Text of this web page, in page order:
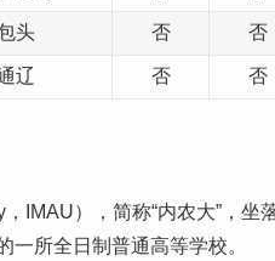
头 否 否
辽 否 否
IMAU），简称“内农大”，坐
所全日制普通高等学校。